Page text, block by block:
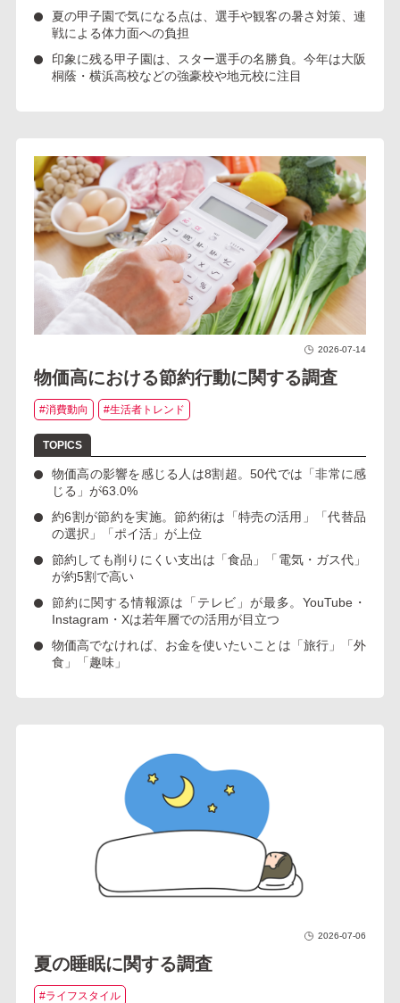
夏の甲子園で気になる点は、選手や観客の暑さ対策、連
戦による体力面への負担
印象に残る甲子園は、スター選手の名勝負。今年は大阪
桐蔭・横浜高校などの強豪校や地元校に注目
2026-07-14
物価高における節約行動に関する調査
#消費動向 #生活者トレンド
物価高の影響を感じる人は8割超。50代では「非常に感
じる」が63.0%
約6割が節約を実施。節約術は
「特売の活用」「代替品
の選択」「ポイ活」 が上位
節約しても削りにくい支出は 「食品」「電気・ガス代」
が約5割で高い
節約に関する情報源は
「テレビ」が最多。YouTube・
Instagram・Xは若年層での活用が目立つ
物価高でなければ、お金を使いたいことは 「旅行」「外
食」「趣味」
2026-07-06
夏の睡眠に関する調査
#ライフスタイル